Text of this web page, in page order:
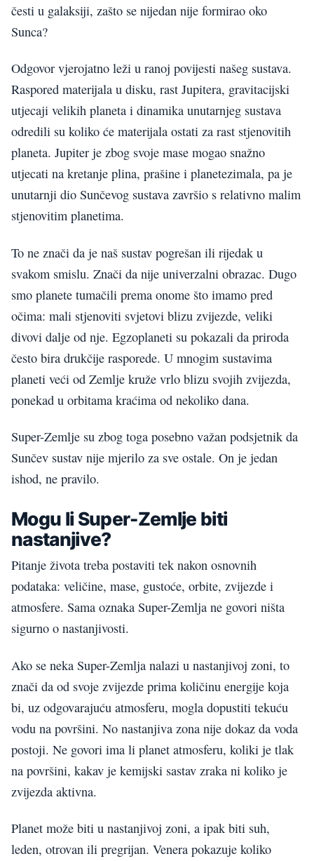
česti u galaksiji, zašto se nijedan nije formirao oko
Sunca?
Odgovor vjerojatno leži u ranoj povijesti našeg sustava.
Raspored materijala u disku, rast Jupitera, gravitacijski
utjecaji velikih planeta i dinamika unutarnjeg sustava
odredili su koliko će materijala ostati za rast stjenovitih
planeta. Jupiter je zbog svoje mase mogao snažno
utjecati na kretanje plina, prašine i planetezimala, pa je
unutarnji dio Sunčevog sustava završio s relativno malim
stjenovitim planetima.
To ne znači da je naš sustav pogrešan ili rijedak u
svakom smislu. Znači da nije univerzalni obrazac. Dugo
smo planete tumačili prema onome što imamo pred
očima: mali stjenoviti svjetovi blizu zvijezde, veliki
divovi dalje od nje. Egzoplaneti su pokazali da priroda
često bira drukčije rasporede. U mnogim sustavima
planeti veći od Zemlje kruže vrlo blizu svojih zvijezda,
ponekad u orbitama kraćima od nekoliko dana.
Super-Zemlje su zbog toga posebno važan podsjetnik da
Sunčev sustav nije mjerilo za sve ostale. On je jedan
ishod, ne pravilo.
Mogu li Super-Zemlje biti
nastanjive?
Pitanje života treba postaviti tek nakon osnovnih
podataka: veličine, mase, gustoće, orbite, zvijezde i
atmosfere. Sama oznaka Super-Zemlja ne govori ništa
sigurno o nastanjivosti.
Ako se neka Super-Zemlja nalazi u nastanjivoj zoni, to
znači da od svoje zvijezde prima količinu energije koja
bi, uz odgovarajuću atmosferu, mogla dopustiti tekuću
vodu na površini. No nastanjiva zona nije dokaz da voda
postoji. Ne govori ima li planet atmosferu, koliki je tlak
na površini, kakav je kemijski sastav zraka ni koliko je
zvijezda aktivna.
Planet može biti u nastanjivoj zoni, a ipak biti suh,
leden, otrovan ili pregrijan. Venera pokazuje koliko